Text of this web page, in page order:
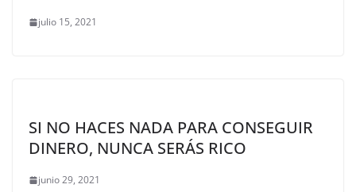
julio 15, 2021
SI NO HACES NADA PARA CONSEGUIR
DINERO, NUNCA SERÁS RICO
junio 29, 2021